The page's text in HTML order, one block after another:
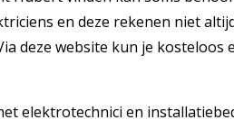
en deze rekenen niet
deze website kun je
elektrotechnici en